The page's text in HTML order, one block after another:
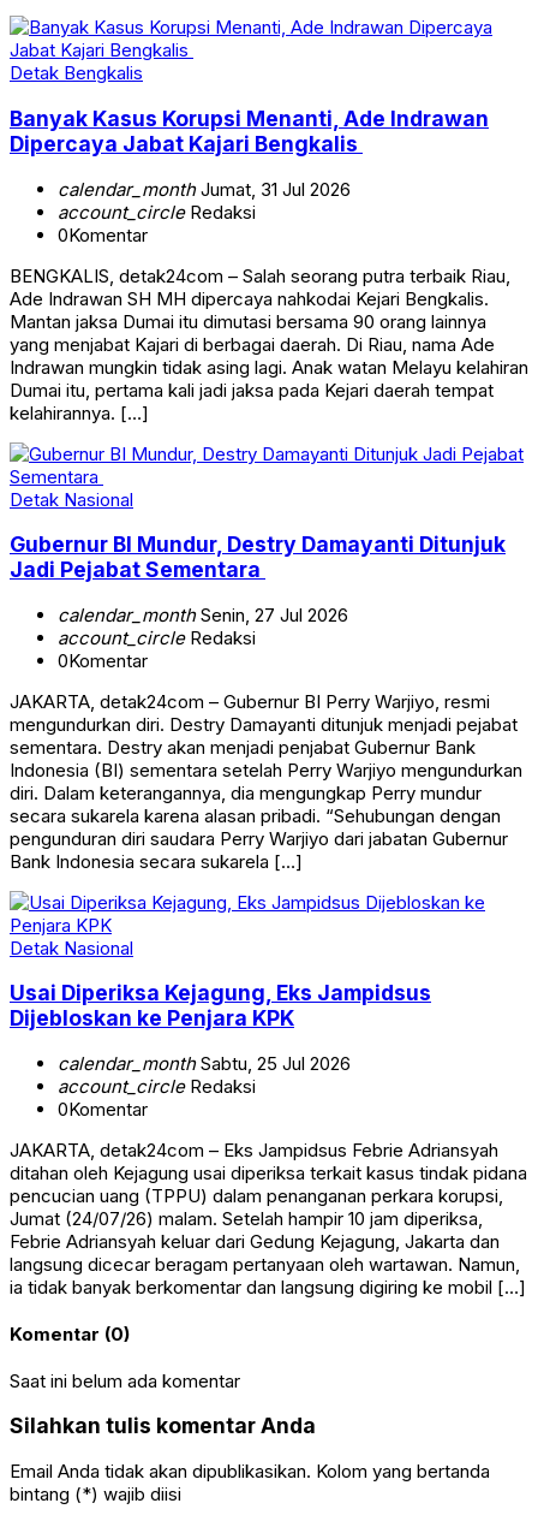
Detak Bengkalis
Banyak Kasus Korupsi Menanti, Ade Indrawan
Dipercaya Jabat Kajari Bengkalis
calendar_monthJumat, 31 Jul 2026
account_circleRedaksi
0Komentar
BENGKALIS, detak24com – Salah seorang putra terbaik Riau,
Ade Indrawan SH MH dipercaya nahkodai Kejari Bengkalis.
Mantan jaksa Dumai itu dimutasi bersama 90 orang lainnya
yang menjabat Kajari di berbagai daerah. Di Riau, nama Ade
Indrawan mungkin tidak asing lagi. Anak watan Melayu kelahiran
Dumai itu, pertama kali jadi jaksa pada Kejari daerah tempat
kelahirannya. […]
Detak Nasional
Gubernur BI Mundur, Destry Damayanti Ditunjuk
Jadi Pejabat Sementara
calendar_monthSenin, 27 Jul 2026
account_circleRedaksi
0Komentar
JAKARTA, detak24com – Gubernur BI Perry Warjiyo, resmi
mengundurkan diri. Destry Damayanti ditunjuk menjadi pejabat
sementara. Destry akan menjadi penjabat Gubernur Bank
Indonesia (BI) sementara setelah Perry Warjiyo mengundurkan
diri. Dalam keterangannya, dia mengungkap Perry mundur
secara sukarela karena alasan pribadi. “Sehubungan dengan
pengunduran diri saudara Perry Warjiyo dari jabatan Gubernur
Bank Indonesia secara sukarela […]
Detak Nasional
Usai Diperiksa Kejagung, Eks Jampidsus
Dijebloskan ke Penjara KPK
calendar_monthSabtu, 25 Jul 2026
account_circleRedaksi
0Komentar
JAKARTA, detak24com – Eks Jampidsus Febrie Adriansyah
ditahan oleh Kejagung usai diperiksa terkait kasus tindak pidana
pencucian uang (TPPU) dalam penanganan perkara korupsi,
Jumat (24/07/26) malam. Setelah hampir 10 jam diperiksa,
Febrie Adriansyah keluar dari Gedung Kejagung, Jakarta dan
langsung dicecar beragam pertanyaan oleh wartawan. Namun,
ia tidak banyak berkomentar dan langsung digiring ke mobil […]
Komentar (0)
Saat ini belum ada komentar
Silahkan tulis komentar Anda
Email Anda tidak akan dipublikasikan. Kolom yang bertanda
bintang (*) wajib diisi